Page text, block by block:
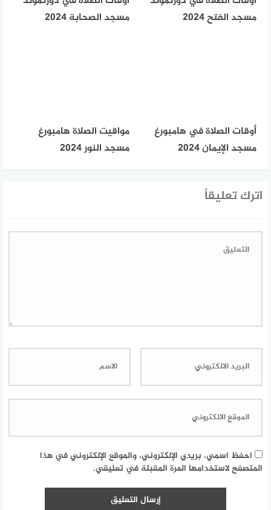
مسجد الفتح 2024
مسجد الصحابة 2024
أوقات الصلاة في هامبورغ
مسجد الإيمان 2024
مواقيت الصلاة هامبورغ
مسجد النور 2024
اترك تعليقاً
احفظ اسمي، بريدي الإلكتروني، والموقع الإلكتروني في هذا
المتصفح لاستخدامها المرة المقبلة في تعليقي.